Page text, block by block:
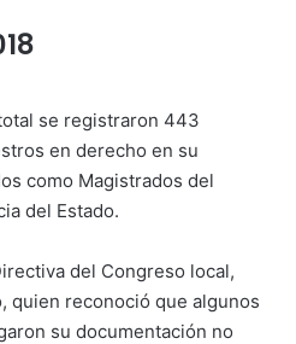
se registraron 443
en derecho en su
como Magistrados del
del Estado.
del Congreso local,
quien reconoció que algunos
su documentación no